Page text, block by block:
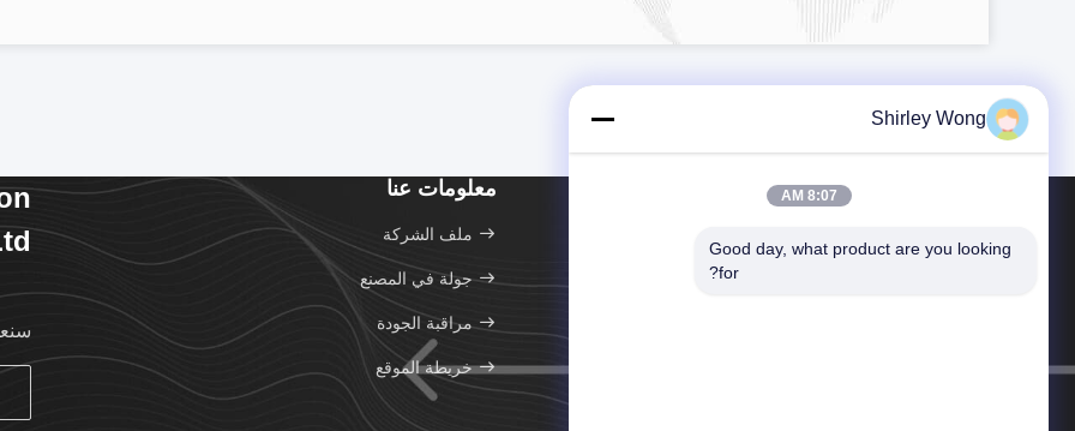
هاتف：86--13930113681
معلومات عنا
ملف الشركة
جولة في المصنع
مراقبة الجودة
خريطة الموقع
Shirley Wong
8:07 AM
Good day, what product are you looking
for?